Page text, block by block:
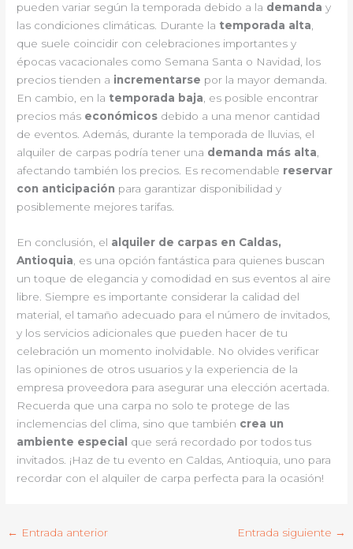
pueden variar según la temporada debido a la demanda y
las condiciones climáticas. Durante la temporada alta,
que suele coincidir con celebraciones importantes y
épocas vacacionales como Semana Santa o Navidad, los
precios tienden a incrementarse por la mayor demanda.
En cambio, en la temporada baja, es posible encontrar
precios más económicos debido a una menor cantidad
de eventos. Además, durante la temporada de lluvias, el
alquiler de carpas podría tener una demanda más alta,
afectando también los precios. Es recomendable reservar
con anticipación para garantizar disponibilidad y
posiblemente mejores tarifas.
En conclusión, el alquiler de carpas en Caldas,
Antioquia , es una opción fantástica para quienes buscan
un toque de elegancia y comodidad en sus eventos al aire
libre. Siempre es importante considerar la calidad del
material, el tamaño adecuado para el número de invitados,
y los servicios adicionales que pueden hacer de tu
celebración un momento inolvidable. No olvides verificar
las opiniones de otros usuarios y la experiencia de la
empresa proveedora para asegurar una elección acertada.
Recuerda que una carpa no solo te protege de las
inclemencias del clima, sino que también crea un
ambiente especial
que será recordado por todos tus
invitados. ¡Haz de tu evento en Caldas, Antioquia, uno para
recordar con el alquiler de carpa perfecta para la ocasión!
← Entrada anterior Entrada siguiente →